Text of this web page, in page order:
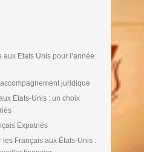
Etats Unis pour l’année
juridique
Etats-Unis : un choix
Expatriés
Français aux États-Unis :